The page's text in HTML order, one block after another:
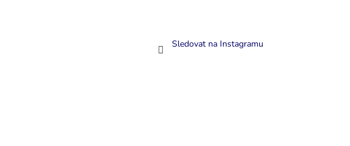
Sledovat na Instagramu